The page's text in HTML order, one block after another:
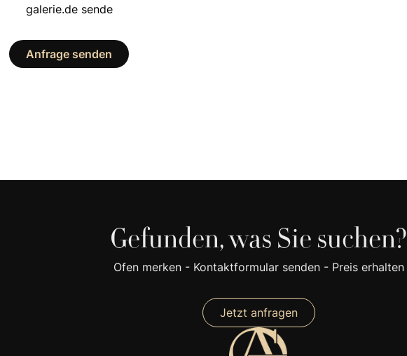
galerie.de sende
Anfrage senden
Gefunden, was Sie suchen?
Ofen merken - Kontaktformular senden - Preis erhalten
Jetzt anfragen